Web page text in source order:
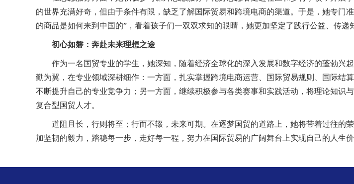
的世界充满好奇，但由于条件有限，缺乏了解国际贸易和跨境电商的渠道。于是， 她专门
的商品是如何来到中国的”，看着孩子们一双双求知的眼睛， 她更加坚定了践行公益、传递
初心如磐：奔赴未来理想之途
作为一名国贸专业的学生， 她深知，随着经济全球化的深入发展和数字经济的蓬勃兴
勤为翼，在专业领域深耕细作：一方面，扎实掌握跨境电商运营、国际贸易规则、国际结
不断提升自己的专业竞争力；另一方面，继续积极参与各类赛事和实践活动，将理论知识
复合型国贸人才。
道阻且长，行则将至；行而不辍，未来可期。在逐梦国贸的道路上， 她将带着过往的
加坚韧的毅力，踏稳每一步，走好每一程，努力在国际贸易的广阔舞台上实现自己的人生